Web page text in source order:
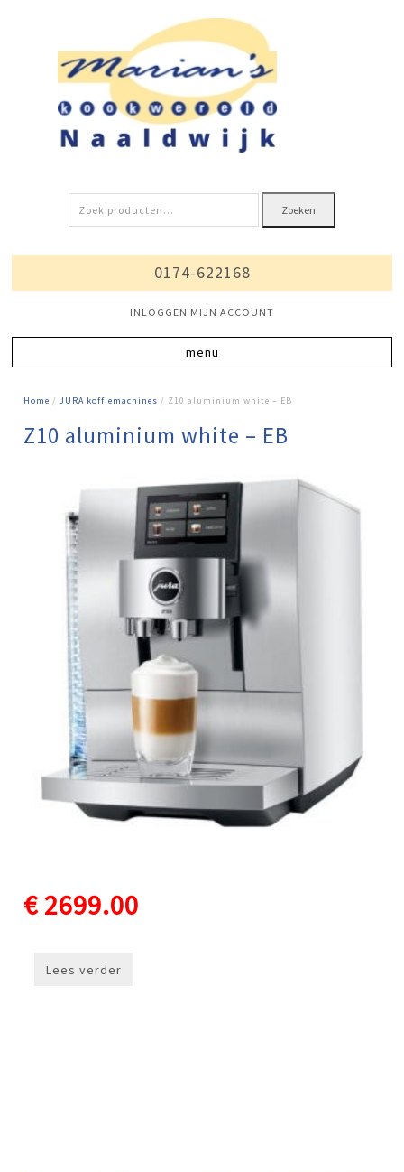
Zoeken
naar:
Zoeken
0174-622168
INLOGGEN MIJN ACCOUNT
Home /JURA koffiemachines / Z10 aluminium white – EB
Z10 aluminium white – EB
€ 2699.00
Lees verder